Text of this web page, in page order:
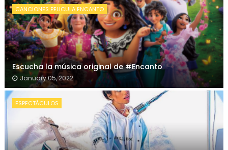
CANCIONES PELICULA ENCANTO
Escucha la música original de #Encanto
January 05, 2022
ESPECTÁCULOS